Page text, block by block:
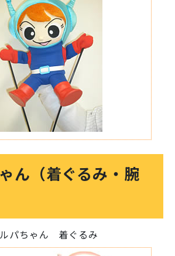
ん（着ぐるみ・腕
パちゃん 着ぐるみ